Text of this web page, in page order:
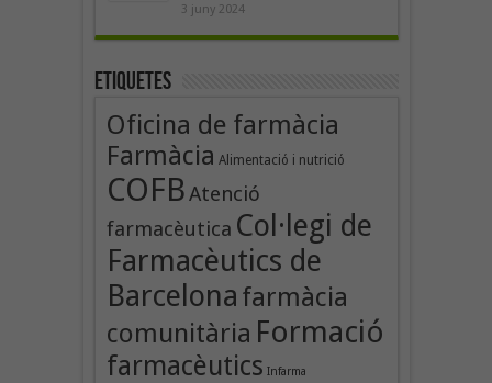
3 juny 2024
Etiquetes
Oficina de farmàcia
Farmàcia Alimentació i nutrició
COFBAtenció
farmacèutica Col·legi de
Farmacèutics de
Barcelona farmàcia
comunitària Formació
farmacèutics Infarma